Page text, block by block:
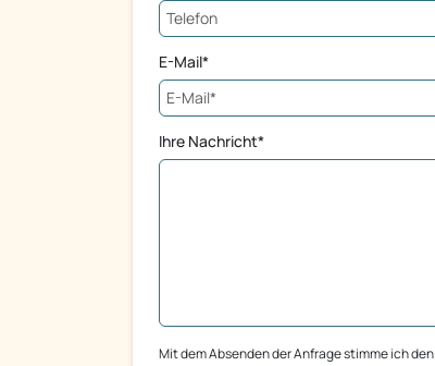
E-Mail*
Ihre Nachricht*
Mit dem Absenden der Anfrage stimme ich den